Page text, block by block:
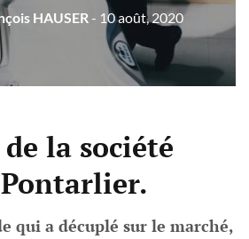
HAUSER - 10 août, 2020
la société
qui a décuplé sur le marché,